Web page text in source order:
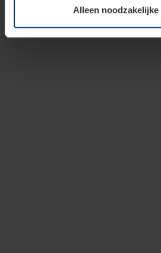
wijzigen of herroepen.
Alleen